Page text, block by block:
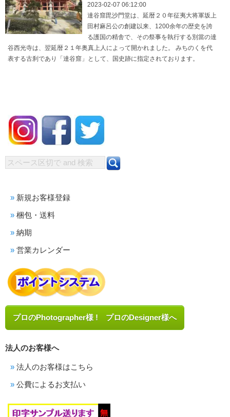
2023-02-07 06:12:00
達谷窟毘沙門堂は、延暦２０年征夷大将軍坂上
田村麻呂公の創建以来、1200余年の歴史を誇
る護国の精舎で、その祭事を執行する別當の達
谷西光寺は、翌延暦２１年奥真上人によって開かれました。 みちのくを代
表する古刹であり「達谷窟」として、国史跡に指定されております。
新規お客様登録
梱包・送料
納期
営業カレンダー
プロのPhotographer様 ! プロのDesigner様へ
法人のお客様へ
法人のお客様はこちら
公費によるお支払い